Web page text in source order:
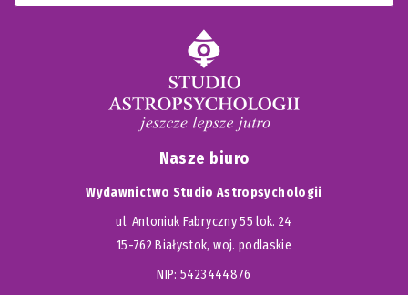
Nasze biuro
Wydawnictwo Studio Astropsychologii
ul. Antoniuk Fabryczny 55 lok. 24
15-762 Białystok, woj. podlaskie
NIP: 5423444876